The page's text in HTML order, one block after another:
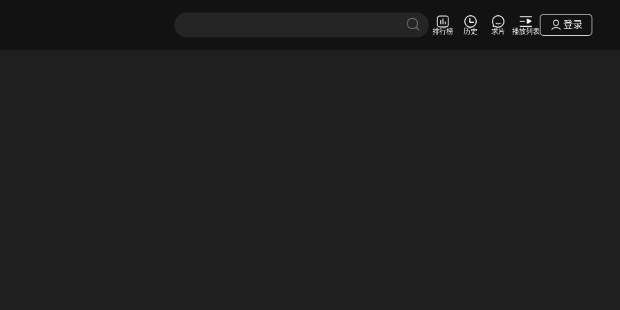
排行榜 历史 求片 播放列表
登录